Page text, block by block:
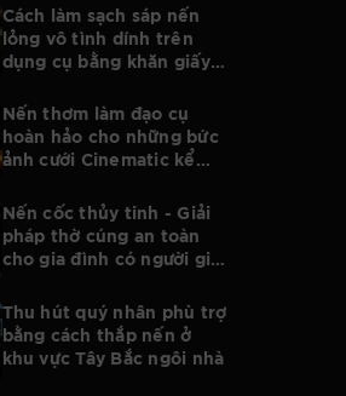
Cách làm sạch sáp nến
lỏng vô tình dính trên
dụng cụ bằng khăn giấy
Nến thơm làm đạo cụ
hoàn hảo cho những bức
ảnh cưới Cinematic kể
Nến cốc thủy tinh - Giải
pháp thờ cúng an toàn
cho gia đình có người già
Thu hút quý nhân phù trợ
bằng cách thắp nến ở
khu vực Tây Bắc ngôi nhà